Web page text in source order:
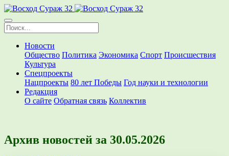
Новости
Общество Политика Экономика Спорт Происшествия
Культура
Спецпроекты
Нацпроекты 80 лет Победы Год науки и технологии
Редакция
О сайте Обратная связь Коллектив
Архив новостей за 30.05.2026